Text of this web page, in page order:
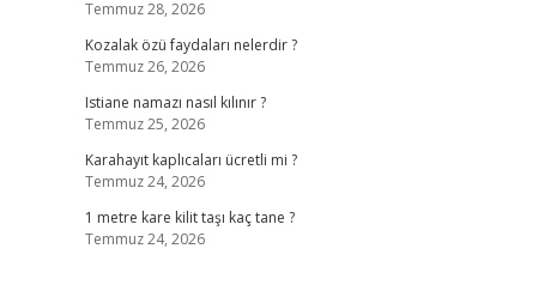
Temmuz 28, 2026
Kozalak özü faydaları nelerdir ?
Temmuz 26, 2026
Istiane namazı nasıl kılınır ?
Temmuz 25, 2026
Karahayıt kaplıcaları ücretli mi ?
Temmuz 24, 2026
1 metre kare kilit taşı kaç tane ?
Temmuz 24, 2026